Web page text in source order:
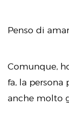
Penso di
Comunque,
fa, la
anche molto